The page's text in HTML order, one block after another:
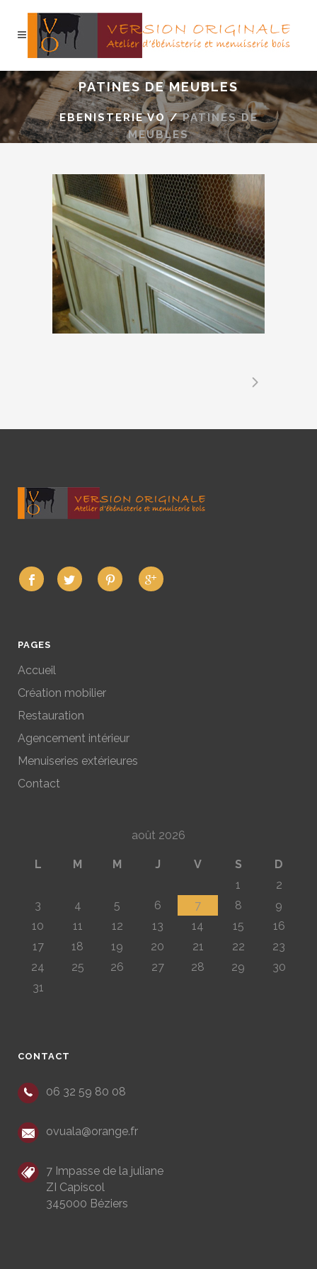
PATINES DE MEUBLES
EBENISTERIE VO /PATINES DE
MEUBLES
PAGES
Accueil
Création mobilier
Restauration
Agencement intérieur
Menuiseries extérieures
Contact
août 2026
L M M J V S
D
1
2
3
4 5 6 7 8
9
10
11 12 13 14 15
16
17
18 19 20 21 22
23
24
25 26 27 28 29
30
31
CONTACT
06 32 59 80 08
ovuala@orange.fr
7 Impasse de la juliane
ZI Capiscol
345000 Béziers